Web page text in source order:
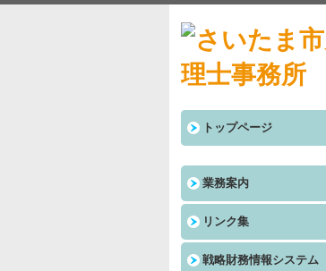
トップページ
業務案内
リンク集
戦略財務情報システム